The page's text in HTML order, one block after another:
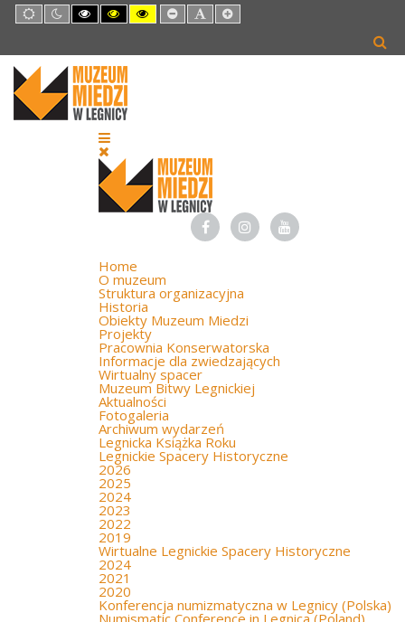
Default
mode
Night
mode
High
Contrast
mode
High
Contrast
mode
High
Contrast
mode
Set
Smaller
Set
Default
Set
Larger
Home
O muzeum
Struktura organizacyjna
Historia
Obiekty Muzeum Miedzi
Projekty
Pracownia Konserwatorska
Informacje dla zwiedzających
Wirtualny spacer
Muzeum Bitwy Legnickiej
Aktualności
Fotogaleria
Archiwum wydarzeń
Legnicka Książka Roku
Legnickie Spacery Historyczne
2026
2025
2024
2023
2022
2019
Wirtualne Legnickie Spacery Historyczne
2024
2021
2020
Konferencja numizmatyczna w Legnicy (Polska)
Numismatic Conference in Legnica (Poland)